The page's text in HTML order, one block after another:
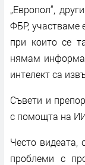
„Европол“,
ФБР, участваме
при които се
нямам
интелект са
Съвети и
с помощта на
Често видеата,
проблеми с